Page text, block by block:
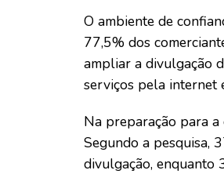
O ambiente de
77,5% dos
ampliar a divulgação
serviços pela internet
Na preparação para
Segundo a pesquisa,
divulgação, enquanto